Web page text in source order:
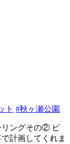
ト #秋ヶ瀬公園
リングその② ピ
計画してくれま